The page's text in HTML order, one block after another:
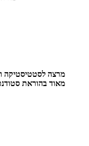
מרצה לסטטיסטיקה
מאוד בהוראת